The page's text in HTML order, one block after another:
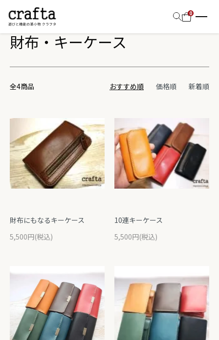
0
ホーム 財布・キーケース
財布・キーケース
全4商品 おすすめ順 価格順 新着順
財布にもなるキーケース
5,500円(税込)
10連キーケース
5,500円(税込)